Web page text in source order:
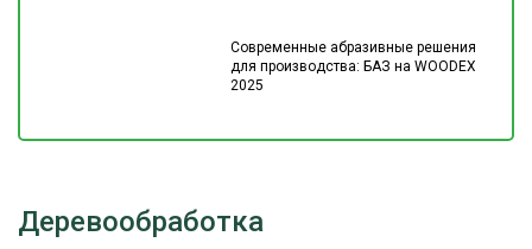
Современные абразивные решения
для производства: БАЗ на WOODEX
2025
Деревообработка